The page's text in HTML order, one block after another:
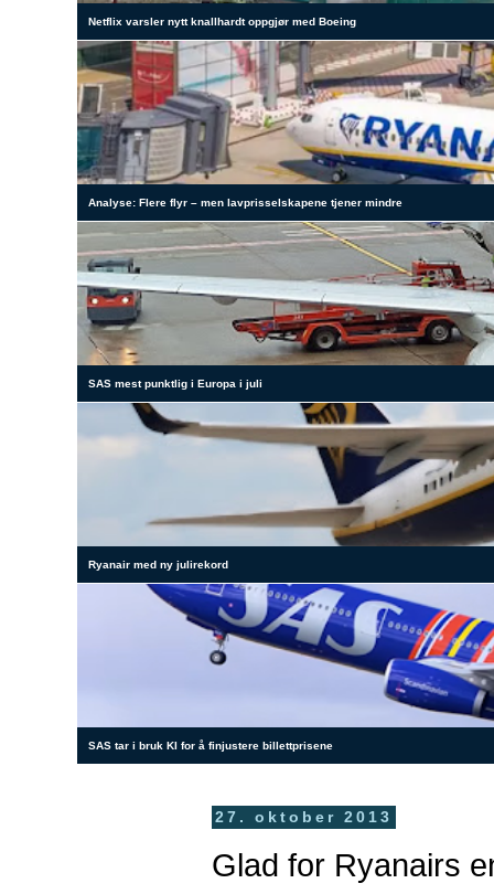
Netflix varsler nytt knallhardt oppgjør med Boeing
Analyse: Flere flyr – men lavprisselskapene tjener mindre
SAS mest punktlig i Europa i juli
Ryanair med ny julirekord
SAS tar i bruk KI for å finjustere billettprisene
27. oktober 2013
Glad for Ryanairs